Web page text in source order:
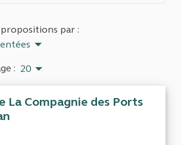
par :
: 20
La Compagnie des Ports